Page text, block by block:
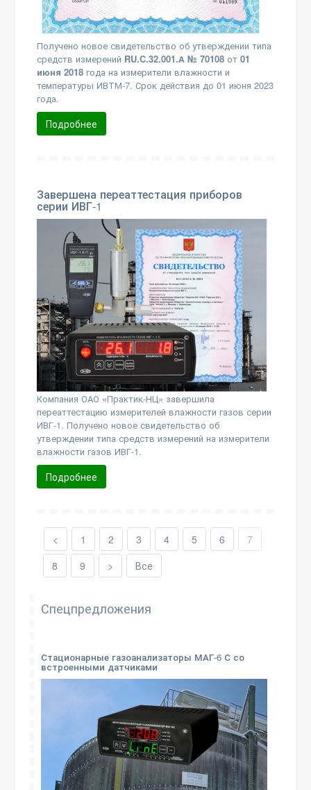
Получено новое свидетельство об утверждении типа
средств измерений RU.C.32.001.А № 70108 от 01
июня 2018 года на измерители влажности и
температуры ИВТМ-7. Срок действия до 01 июня 2023
года.
Подробнее
Завершена переаттестация приборов
серии ИВГ-1
Компания ОАО «Практик-НЦ» завершила
переаттестацию измерителей влажности газов серии
ИВГ-1. Получено новое свидетельство об
утверждении типа средств измерений на измерители
влажности газов ИВГ-1.
Подробнее
< 1 2 3 4 5 6
7
8
9 > Все
Спецпредложения
Стационарные газоанализаторы МАГ-6 С со
встроенными датчиками